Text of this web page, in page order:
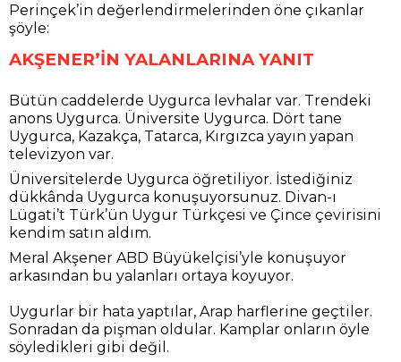
Perinçek’in değerlendirmelerinden öne çıkanlar
şöyle:
AKŞENER’İN YALANLARINA YANIT
Bütün caddelerde Uygurca levhalar var. Trendeki
anons Uygurca. Üniversite Uygurca. Dört tane
Uygurca, Kazakça, Tatarca, Kırgızca yayın yapan
televizyon var.
Üniversitelerde Uygurca öğretiliyor. İstediğiniz
dükkânda Uygurca konuşuyorsunuz. Divan-ı
Lügati’t Türk’ün Uygur Türkçesi ve Çince çevirisini
kendim satın aldım.
Meral Akşener ABD Büyükelçisi’yle konuşuyor
arkasından bu yalanları ortaya koyuyor.
Uygurlar bir hata yaptılar, Arap harflerine geçtiler.
Sonradan da pişman oldular. Kamplar onların öyle
söyledikleri gibi değil.